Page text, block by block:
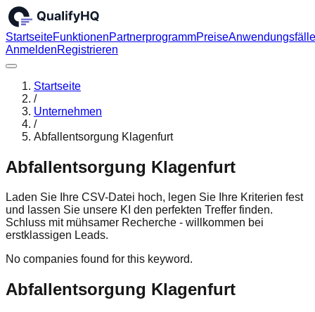
StartseiteFunktionenPartnerprogrammPreiseAnwendungsfälle
AnmeldenRegistrieren
Startseite
/
Unternehmen
/
Abfallentsorgung Klagenfurt
Abfallentsorgung Klagenfurt
Laden Sie Ihre CSV-Datei hoch, legen Sie Ihre Kriterien fest
und lassen Sie unsere KI den perfekten Treffer finden.
Schluss mit mühsamer Recherche - willkommen bei
erstklassigen Leads.
No companies found for this keyword.
Abfallentsorgung Klagenfurt